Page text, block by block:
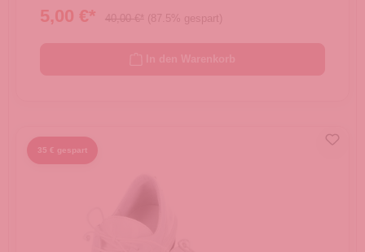
5,00 €* 40,00 €* (87.5% gespart)
35 € gespart